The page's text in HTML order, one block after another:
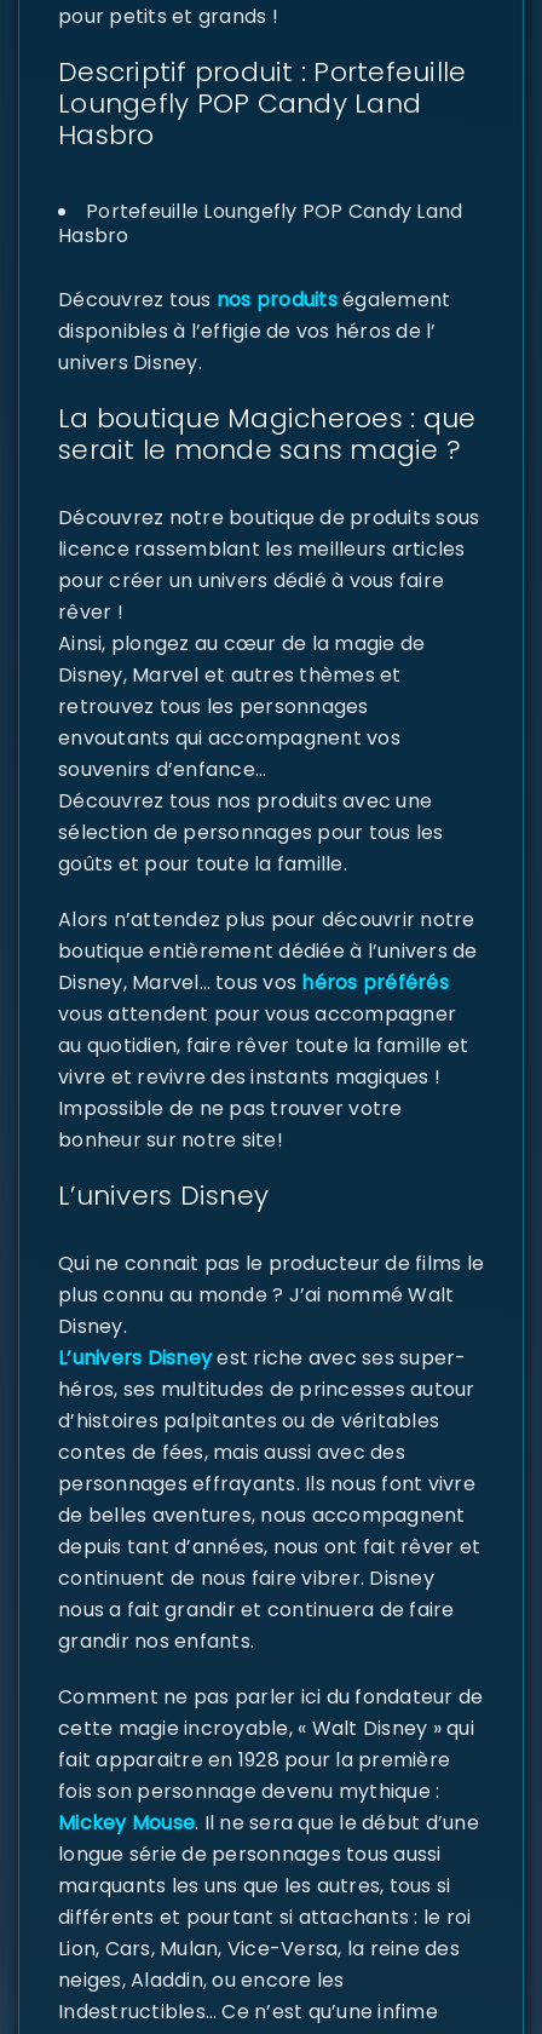
pour petits et grands !
Descriptif produit : Portefeuille
Loungefly POP Candy Land
Hasbro
Portefeuille Loungefly POP Candy Land
Hasbro
Découvrez tous nos produitségalement
disponibles à l’effigie de vos héros de l’
univers Disney.
La boutique Magicheroes : que
serait le monde sans magie ?
Découvrez notre boutique de produits sous
licence rassemblant les meilleurs articles
pour créer un univers dédié à vous faire
rêver !
Ainsi, plongez au cœur de la magie de
Disney, Marvel et autres thèmes et
retrouvez tous les personnages
envoutants qui accompagnent vos
souvenirs d’enfance…
Découvrez tous nos produits avec une
sélection de personnages pour tous les
goûts et pour toute la famille.
Alors n’attendez plus pour découvrir notre
boutique entièrement dédiée à l’univers de
Disney, Marvel… tous vos héros préférés
vous attendent pour vous accompagner
au quotidien, faire rêver toute la famille et
vivre et revivre des instants magiques !
Impossible de ne pas trouver votre
bonheur sur notre site!
L’univers Disney
Qui ne connait pas le producteur de films le
plus connu au monde ? J’ai nommé Walt
Disney.
L’univers Disneyest riche avec ses super-
héros, ses multitudes de princesses autour
d’histoires palpitantes ou de véritables
contes de fées, mais aussi avec des
personnages effrayants. Ils nous font vivre
de belles aventures, nous accompagnent
depuis tant d’années, nous ont fait rêver et
continuent de nous faire vibrer. Disney
nous a fait grandir et continuera de faire
grandir nos enfants.
Comment ne pas parler ici du fondateur de
cette magie incroyable, « Walt Disney » qui
fait apparaitre en 1928 pour la première
fois son personnage devenu mythique :
Mickey Mouse. Il ne sera que le début d’une
longue série de personnages tous aussi
marquants les uns que les autres, tous si
différents et pourtant si attachants : le roi
Lion, Cars, Mulan, Vice-Versa, la reine des
neiges, Aladdin, ou encore les
Indestructibles… Ce n’est qu’une infime